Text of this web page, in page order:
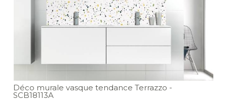
Déco murale vasque tendance Terrazzo -
SCB18113A